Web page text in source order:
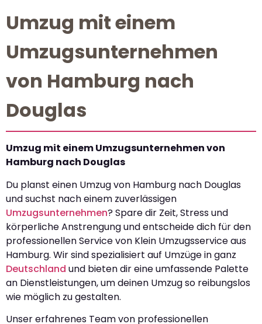
Umzug mit einem
Umzugsunternehmen
von Hamburg nach
Douglas
Umzug mit einem Umzugsunternehmen von
Hamburg nach Douglas
Du planst einen Umzug von Hamburg nach Douglas
und suchst nach einem zuverlässigen
Umzugsunternehmen? Spare dir Zeit, Stress und
körperliche Anstrengung und entscheide dich für den
professionellen Service von Klein Umzugsservice aus
Hamburg. Wir sind spezialisiert auf Umzüge in ganz
Deutschland und bieten dir eine umfassende Palette
an Dienstleistungen, um deinen Umzug so reibungslos
wie möglich zu gestalten.
Unser erfahrenes Team von professionellen